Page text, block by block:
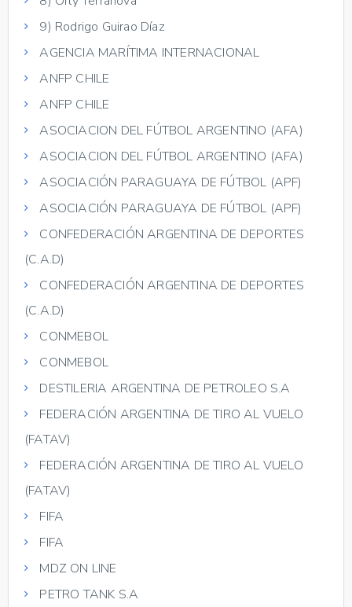
9) Rodrigo Guirao Díaz
AGENCIA MARÍTIMA INTERNACIONAL
ANFP CHILE
ANFP CHILE
ASOCIACION DEL FÚTBOL ARGENTINO (AFA)
ASOCIACION DEL FÚTBOL ARGENTINO (AFA)
ASOCIACIÓN PARAGUAYA DE FÚTBOL (APF)
ASOCIACIÓN PARAGUAYA DE FÚTBOL (APF)
CONFEDERACIÓN ARGENTINA DE DEPORTES
(C.A.D)
CONFEDERACIÓN ARGENTINA DE DEPORTES
(C.A.D)
CONMEBOL
CONMEBOL
DESTILERIA ARGENTINA DE PETROLEO S.A
FEDERACIÓN ARGENTINA DE TIRO AL VUELO
(FATAV)
FEDERACIÓN ARGENTINA DE TIRO AL VUELO
(FATAV)
FIFA
FIFA
MDZ ON LINE
PETRO TANK S.A